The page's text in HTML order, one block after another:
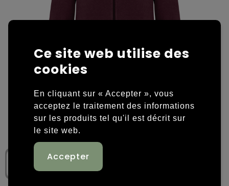
Housses et sacoches ordinateurs portables
Sacs en papier
Sacs promotionnels
Sacs de voyage
Sacs porté épaule
Overige kleding
Sweaters personnalisés
T-shirts personnalisés
Vestes personnalisées
Ce site web utilise des
cookies
En cliquant sur « Accepter », vous
acceptez le traitement des informations
sur les produits tel qu'il est décrit sur
le site web.